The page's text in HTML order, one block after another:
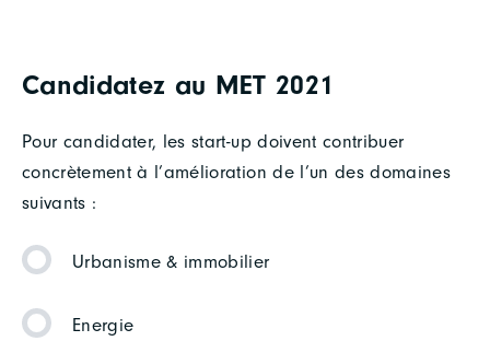
Candidatez au MET 2021
Pour candidater, les start-up doivent contribuer
concrètement à l’amélioration de l’un des domaines
suivants :
Urbanisme & immobilier
Energie